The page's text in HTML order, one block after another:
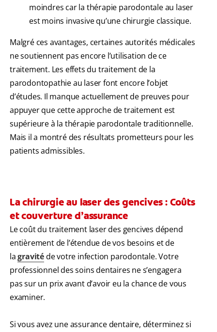
moindres car la thérapie parodontale au laser
est moins invasive qu’une chirurgie classique.
Malgré ces avantages, certaines autorités médicales
ne soutiennent pas encore l’utilisation de ce
traitement. Les effets du traitement de la
parodontopathie au laser font encore l’objet
d’études. Il manque actuellement de preuves pour
appuyer que cette approche de traitement est
supérieure à la thérapie parodontale traditionnelle.
Mais il a montré des résultats prometteurs pour les
patients admissibles.
La chirurgie au laser des gencives : Coûts
et couverture d’assurance
Le coût du traitement laser des gencives dépend
entièrement de l’étendue de vos besoins et de
lagravitéde votre infection parodontale. Votre
professionnel des soins dentaires ne s’engagera
pas sur un prix avant d’avoir eu la chance de vous
examiner.
Si vous avez une assurance dentaire, déterminez si